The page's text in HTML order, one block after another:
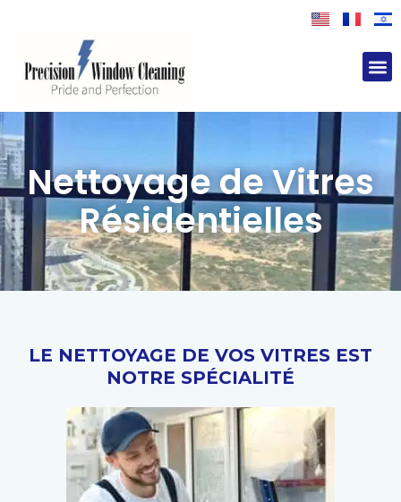
Nettoyage de Vitres
Résidentielles
LE NETTOYAGE DE VOS VITRES EST
NOTRE SPÉCIALITÉ